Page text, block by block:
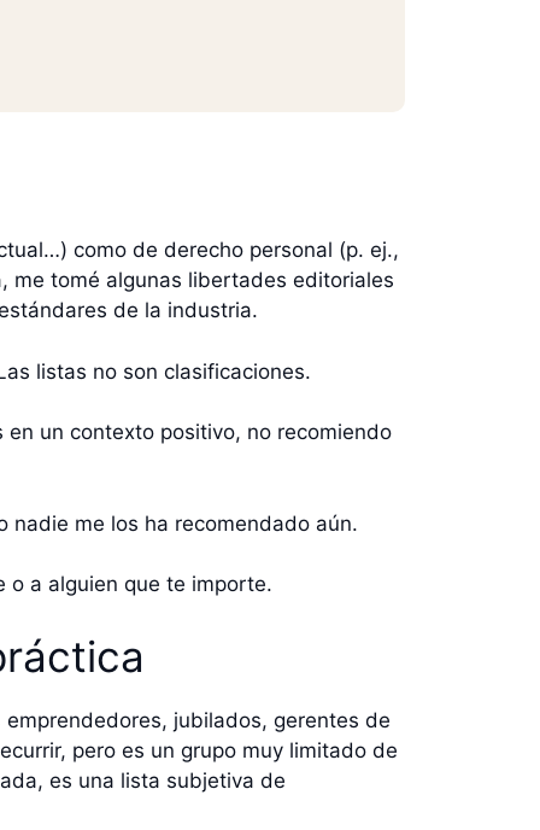
como de derecho personal (p. ej.,
me tomé algunas libertades editoriales
de la industria.
listas no son clasificaciones.
un contexto positivo, no recomiendo
nadie me los ha recomendado aún.
o a alguien que te importe.
jubilados, gerentes de
pero es un grupo muy limitado de
es una lista subjetiva de